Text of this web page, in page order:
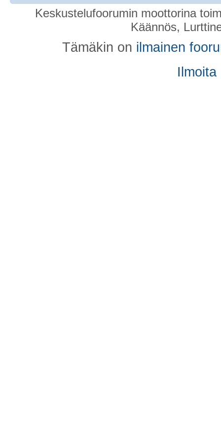
Keskustelufoorumin moottorina
Käännös,
Tämäkin on ilmainen